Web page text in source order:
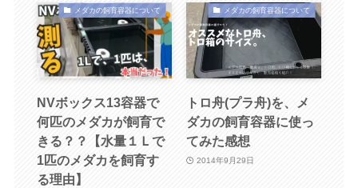
メダカの飼育容器について
NVボックス13容器で
何匹のメダカが飼育で
きる？？【水量１Ｌで
1匹のメダカを飼育す
る理由】
メダカの飼育容器について
トロ舟(プラ舟)を、メ
ダカの飼育容器に使っ
てみた感想
2014年9月29日